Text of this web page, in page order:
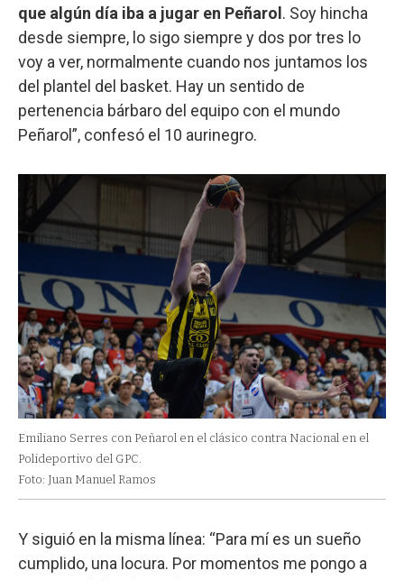
que algún día iba a jugar en Peñarol. Soy hincha
desde siempre, lo sigo siempre y dos por tres lo
voy a ver, normalmente cuando nos juntamos los
del plantel del basket. Hay un sentido de
pertenencia bárbaro del equipo con el mundo
Peñarol”, confesó el 10 aurinegro.
Emiliano Serres con Peñarol en el clásico contra Nacional en el
Polideportivo del GPC.
Foto: Juan Manuel Ramos
Y siguió en la misma línea: “Para mí es un sueño
cumplido, una locura. Por momentos me pongo a